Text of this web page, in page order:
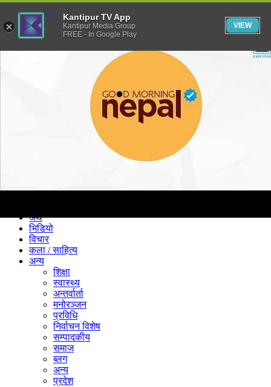
अर्थ
भिडियो
विचार
कला / साहित्य
अन्य
शिक्षा
स्वास्थ्य
अन्तर्वार्ता
मनोरञ्जन
प्रविधि
निर्वाचन विशेष
सम्पादकीय
समाज
ब्लग
अन्य
प्रदेश
Kantipur TV App
Kantipur Media Group
FREE - In Google Play
VIEW